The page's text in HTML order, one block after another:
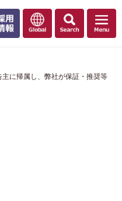
に帰属し、弊社が保証・推奨等